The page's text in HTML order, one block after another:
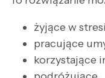
żyjące w
pracujące
korzystające